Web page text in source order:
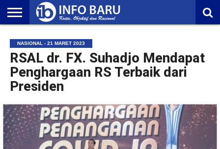
NASIONAL
AMBONIA
MALUKU
EKONOMI
POLITIK
OLAHRAGA
LIFESTYLE
REDAKSI
NASIONAL - 21 MARET 2023
RSAL dr. FX. Suhadjo Mendapat
Penghargaan RS Terbaik dari
Presiden